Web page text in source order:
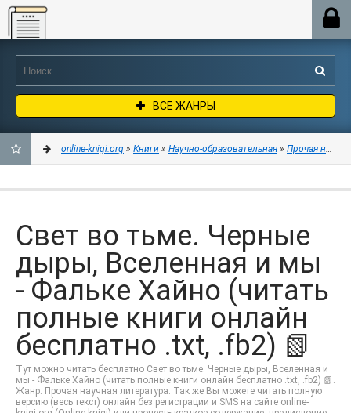
Online-knigi.org
ВСЕ ЖАНРЫ
ЗАКЛАДКИ
online-knigi.org » Книги » Научно-образовательная » Прочая
Свет во тьме. Черные
дыры, Вселенная и мы
- Фальке Хайно (читать
полные книги онлайн
бесплатно .txt, .fb2) 📗
Тут можно читать бесплатно Свет во тьме. Черные дыры, Вселенная и
мы - Фальке Хайно (читать полные книги онлайн бесплатно .txt, .fb2) 📗.
Жанр: Прочая научная литература. Так же Вы можете читать полную
версию (весь текст) онлайн без регистрации и SMS на сайте online-